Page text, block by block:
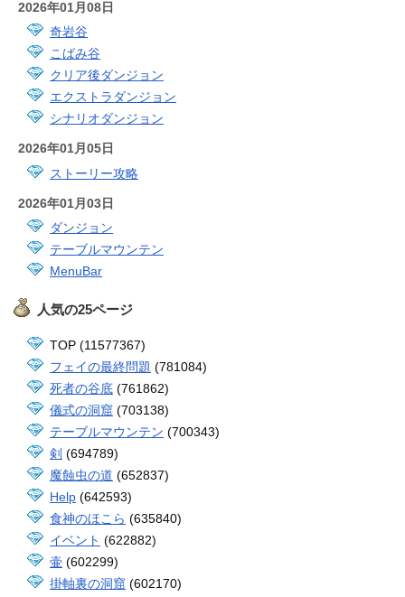
2026年01月08日
奇岩谷
こばみ谷
クリア後ダンジョン
エクストラダンジョン
シナリオダンジョン
2026年01月05日
ストーリー攻略
2026年01月03日
ダンジョン
テーブルマウンテン
MenuBar
人気の25ページ
TOP (11577367)
フェイの最終問題 (781084)
死者の谷底 (761862)
儀式の洞窟 (703138)
テーブルマウンテン (700343)
剣 (694789)
魔蝕虫の道 (652837)
Help (642593)
食神のほこら (635840)
イベント (622882)
壷 (602299)
掛軸裏の洞窟 (602170)